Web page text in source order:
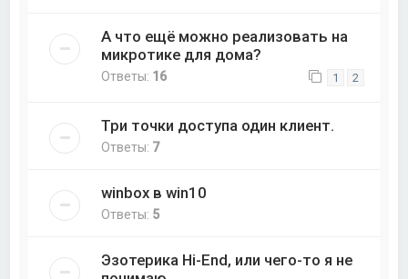
А что ещё можно реализовать на
микротике для дома?
Ответы: 16 1 2
Три точки доступа один клиент.
Ответы: 7
winbox в win10
Ответы: 5
Эзотерика Hi-End, или чего-то я не